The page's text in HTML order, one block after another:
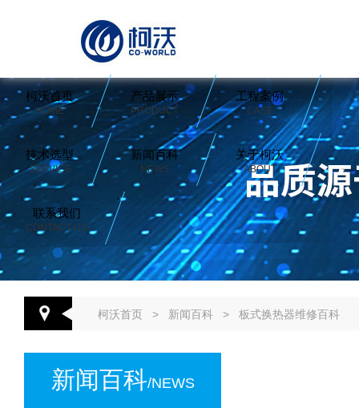
柯沃首页
HOME
产品展示
PRODUCT
工程案例
CASE
技术选型
SERVICE
新闻百科
NEWS
关于柯沃
ABOUT
联系我们
CONTACT US
柯沃首页 > 新闻百科 > 板式换热器维修百科
新闻百科/NEWS